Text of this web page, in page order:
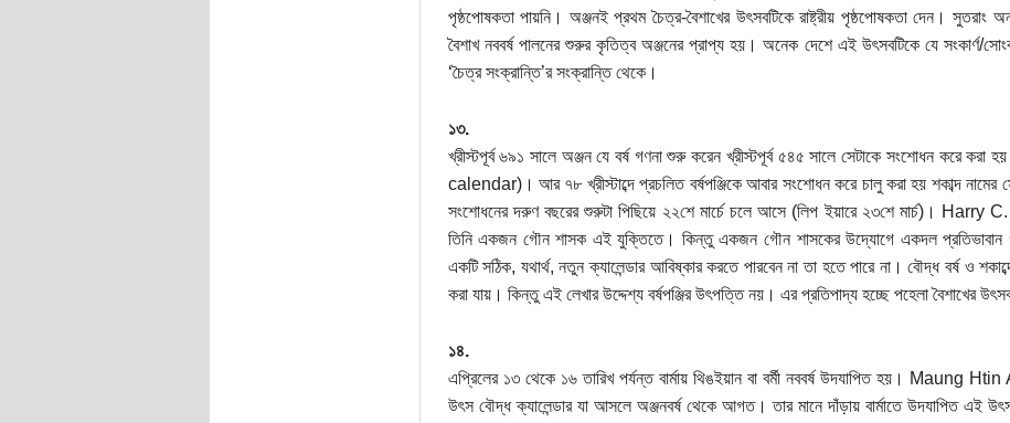
পৃষ্ঠপোষকতা পায়নি। অঞ্জনই প্রথম চৈত্র-বৈশাখের উৎসবটিকে রাষ্ট্রীয় পৃষ্ঠপোষকতা দেন। সুতরাং
বৈশাখ নববর্ষ পালনের শুরুর কৃতিত্ব অঞ্জনের প্রাপ্য হয়। অনেক দেশে এই উৎসবটিকে যে সংকার্ণ/
‘চৈত্র সংক্রান্তি’র সংক্রান্তি থেকে।
১৩.
খ্রীস্টপূর্ব ৬৯১ সালে অঞ্জন যে বর্ষ গণনা শুরু করেন খ্রীস্টপূর্ব ৫৪৫ সালে সেটাকে সংশোধন করে করা
calendar)। আর ৭৮ খ্রীস্টাব্দে প্রচলিত বর্ষপঞ্জিকে আবার সংশোধন করে চালু করা হয় শকাব্দ
সংশোধনের দরুণ বছরের শুরুটা পিছিয়ে ২২শে মার্চে চলে আসে (লিপ ইয়ারে ২৩শে মার্চ)। Harry
তিনি একজন গৌন শাসক এই যুক্তিতে। কিন্তু একজন গৌন শাসকের উদ্যোগে একদল প্রতিভাবান
একটি সঠিক, যথার্থ, নতুন ক্যালেন্ডার আবিষ্কার করতে পারবেন না তা হতে পারে না। বৌদ্ধ বর্ষ ও
করা যায়। কিন্তু এই লেখার উদ্দেশ্য বর্ষপঞ্জির উৎপত্তি নয়। এর প্রতিপাদ্য হচ্ছে পহেলা বৈশাখের
১৪.
এপ্রিলের ১৩ থেকে ১৬ তারিখ পর্যন্ত বার্মায় থিঙইয়ান বা বর্মী নববর্ষ উদযাপিত হয়। Maung Htin
উৎস বৌদ্ধ ক্যালেন্ডার যা আসলে অঞ্জনবর্ষ থেকে আগত। তার মানে দাঁড়ায় বার্মাতে উদযাপিত এই